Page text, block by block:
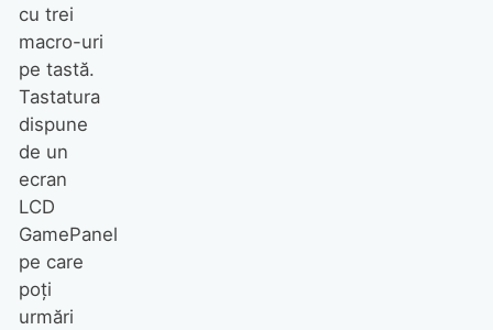
cu trei
macro-uri
pe tastă.
Tastatura
dispune
de un
ecran
LCD
GamePanel
pe care
poţi
urmări